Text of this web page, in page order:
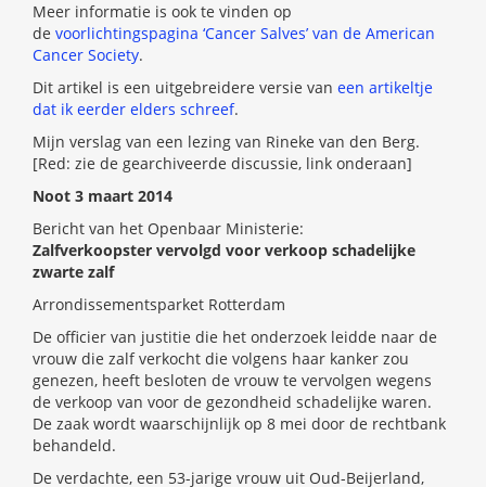
Meer informatie is ook te vinden op
de voorlichtingspagina ‘Cancer Salves’ van de American
Cancer Society.
Dit artikel is een uitgebreidere versie van een artikeltje
dat ik eerder elders schreef.
Mijn verslag van een lezing van Rineke van den Berg.
[Red: zie de gearchiveerde discussie, link onderaan]
Noot 3 maart 2014
Bericht van het Openbaar Ministerie:
Zalfverkoopster vervolgd voor verkoop schadelijke
zwarte zalf
Arrondissementsparket Rotterdam
De officier van justitie die het onderzoek leidde naar de
vrouw die zalf verkocht die volgens haar kanker zou
genezen, heeft besloten de vrouw te vervolgen wegens
de verkoop van voor de gezondheid schadelijke waren.
De zaak wordt waarschijnlijk op 8 mei door de rechtbank
behandeld.
De verdachte, een 53-jarige vrouw uit Oud-Beijerland,